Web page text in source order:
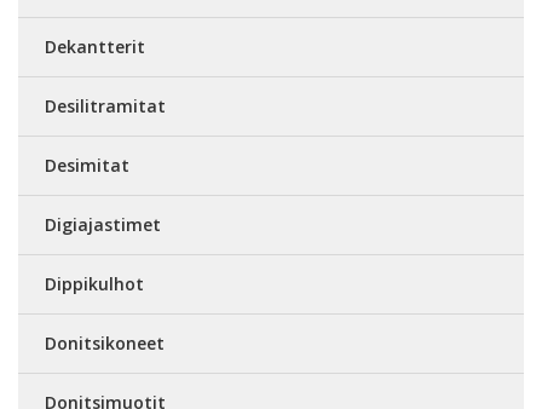
Dekantterit
Desilitramitat
Desimitat
Digiajastimet
Dippikulhot
Donitsikoneet
Donitsimuotit